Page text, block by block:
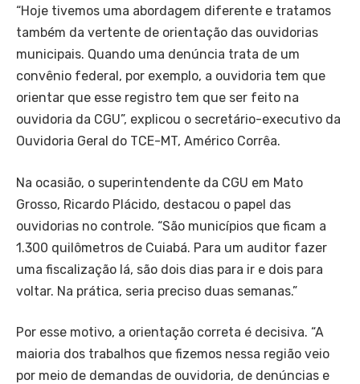
“Hoje tivemos uma abordagem diferente e tratamos
também da vertente de orientação das ouvidorias
municipais. Quando uma denúncia trata de um
convênio federal, por exemplo, a ouvidoria tem que
orientar que esse registro tem que ser feito na
ouvidoria da CGU”, explicou o secretário-executivo da
Ouvidoria Geral do TCE-MT, Américo Corrêa.
Na ocasião, o superintendente da CGU em Mato
Grosso, Ricardo Plácido, destacou o papel das
ouvidorias no controle. “São municípios que ficam a
1.300 quilômetros de Cuiabá. Para um auditor fazer
uma fiscalização lá, são dois dias para ir e dois para
voltar. Na prática, seria preciso duas semanas.”
Por esse motivo, a orientação correta é decisiva. “A
maioria dos trabalhos que fizemos nessa região veio
por meio de demandas de ouvidoria, de denúncias e